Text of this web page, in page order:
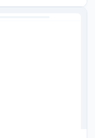
hình ảnh tiếp thị thông